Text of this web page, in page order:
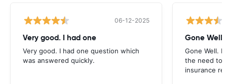
06-12-2025
Very good. I had one
Very good. I had one question which
was answered quickly.
Gone
Gone Well. I
the need to
insurance